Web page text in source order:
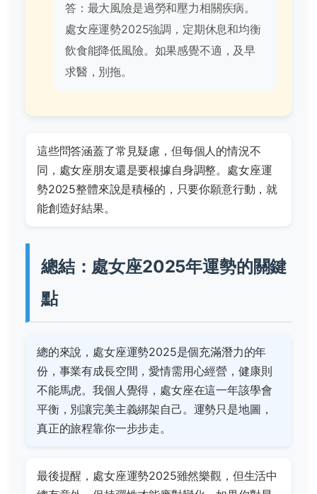
答：最大風險是過勞和壓力相關疾病。
處女座運勢2025強調，定期休息和均衡
飲食能降低風險。如果感覺不適，及早
求醫，別拖。
這些問答涵蓋了常見疑慮，但每個人的情況不
同，處女座朋友還是要根據自身調整。處女座運
勢2025整體來說是積極的，只要你願意行動，就
能創造好結果。
總結：處女座2025年運勢的關鍵
點
總的來說，處女座運勢2025是個充滿潛力的年
份，事業有成長空間，愛情需用心經營，健康則
不能馬虎。我個人覺得，處女座在這一年該學會
平衡，別讓完美主義綁架自己。運勢只是地圖，
真正的旅程靠你一步步走。
最後提醒，處女座運勢2025雖然樂觀，但生活中